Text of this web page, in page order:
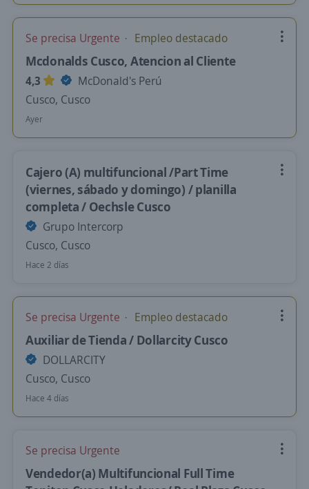
Se precisa Urgente Empleo destacado
Mcdonalds Cusco, Atencion al Cliente
4,3
McDonald's Perú
Cusco, Cusco
Ayer
Cajero (A) multifuncional /Part Time
(viernes, sábado y domingo) / planilla
completa / Oechsle Cusco
Grupo Intercorp
Cusco, Cusco
Hace 2 días
Se precisa Urgente Empleo destacado
Auxiliar de Tienda / Dollarcity Cusco
DOLLARCITY
Cusco, Cusco
Hace 4 días
Se precisa Urgente
Vendedor(a) Multifuncional Full Time